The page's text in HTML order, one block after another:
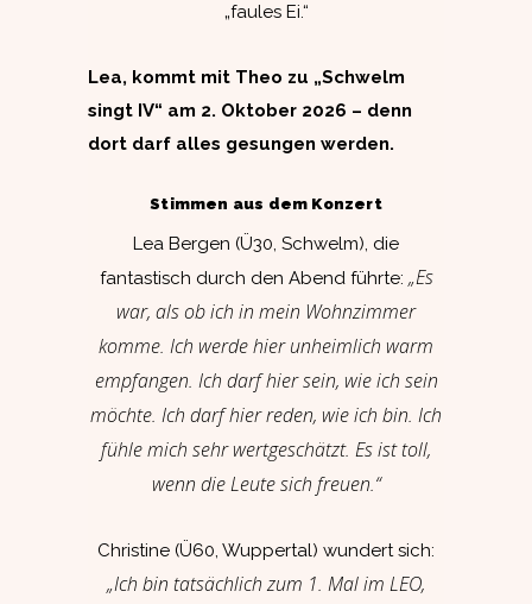
„faules Ei.“
Lea, kommt mit Theo zu „Schwelm
singt IV“ am 2. Oktober 2026 – denn
dort darf alles gesungen werden.
Stimmen aus dem Konzert
Lea Bergen (Ü30, Schwelm), die
fantastisch durch den Abend führte: „Es
war, als ob ich in mein Wohnzimmer
komme. Ich werde hier unheimlich warm
empfangen. Ich darf hier sein, wie ich sein
möchte. Ich darf hier reden, wie ich bin. Ich
fühle mich sehr wertgeschätzt. Es ist toll,
wenn die Leute sich freuen.“
Christine (Ü60, Wuppertal) wundert sich:
„Ich bin tatsächlich zum 1. Mal im LEO,